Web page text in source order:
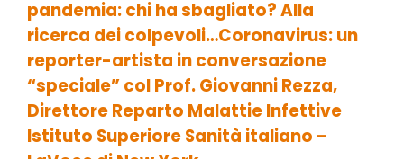
pandemia: chi ha sbagliato? Alla
ricerca dei colpevoli…Coronavirus: un
reporter-artista in conversazione
“speciale” col Prof. Giovanni Rezza,
Direttore Reparto Malattie Infettive
Istituto Superiore Sanità italiano –